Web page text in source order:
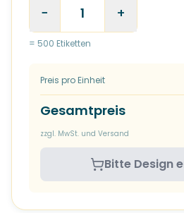
− +
= 500 Etiketten
Preis pro Einheit
Gesamtpreis
zzgl. MwSt. und Versand
Bitte Design